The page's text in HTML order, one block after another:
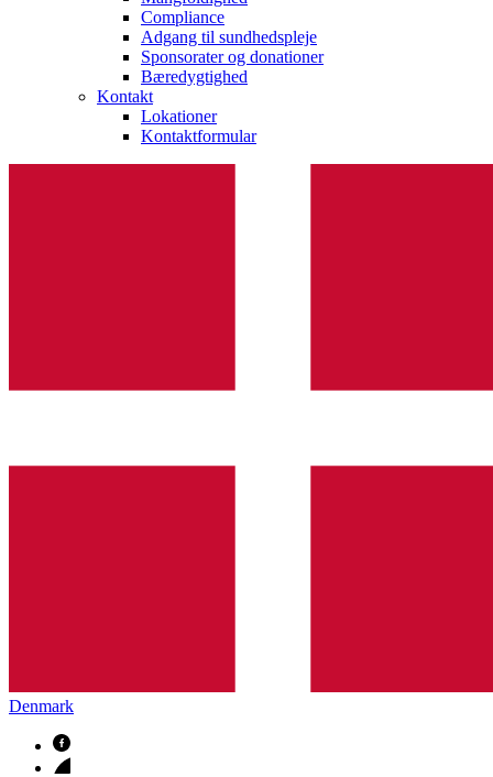
Compliance
Adgang til sundhedspleje
Sponsorater og donationer
Bæredygtighed
Kontakt
Lokationer
Kontaktformular
Denmark